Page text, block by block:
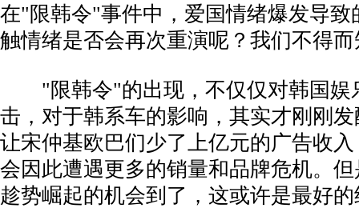
在"限韩令"事件中，爱国情绪爆发导致
触情绪是否会再次重演呢？我们不得
"限韩令"的出现，不仅仅对韩国娱
击，对于韩系车的影响，其实才刚刚
让宋仲基欧巴们少了上亿元的广告收
会因此遭遇更多的销量和品牌危机。
趁势崛起的机会到了，这或许是最好